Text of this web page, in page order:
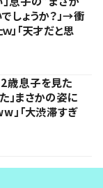
しょうか？」→衝
」「天才だと思
歳息子を見た
」まさかの姿に
」「大渋滞すぎ